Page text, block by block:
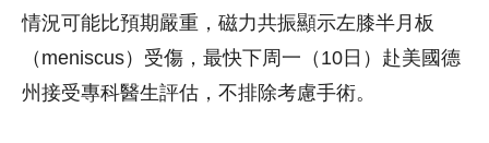
情況可能比預期嚴重，磁力共振顯示左膝半月板
（meniscus）受傷，最快下周一（10日）赴美國德
州接受專科醫生評估，不排除考慮手術。